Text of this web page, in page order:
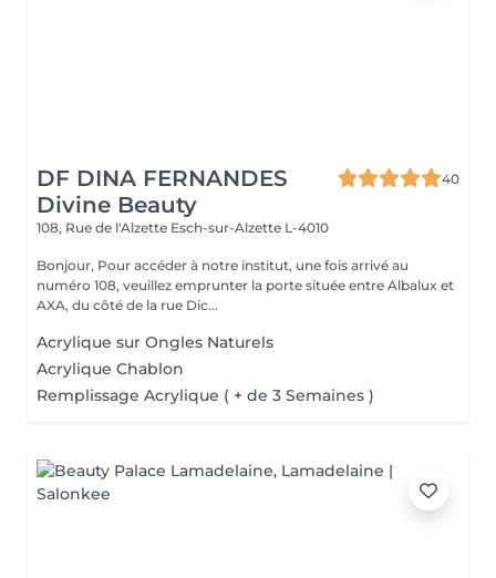
DF DINA FERNANDES
Divine Beauty
40
108, Rue de l'Alzette Esch-sur-Alzette L-4010
Bonjour, Pour accéder à notre institut, une fois arrivé au
numéro 108, veuillez emprunter la porte située entre Albalux et
AXA, du côté de la rue Dic...
Acrylique sur Ongles Naturels
Acrylique Chablon
Remplissage Acrylique ( + de 3 Semaines )